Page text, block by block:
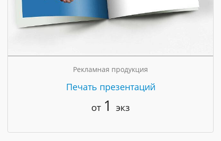
Рекламная продукция
Печать презентаций
от 1 экз